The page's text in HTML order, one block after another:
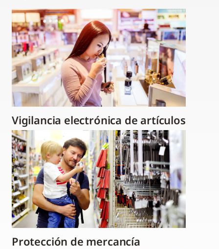
Vigilancia electrónica de artículos
Protección de mercancía